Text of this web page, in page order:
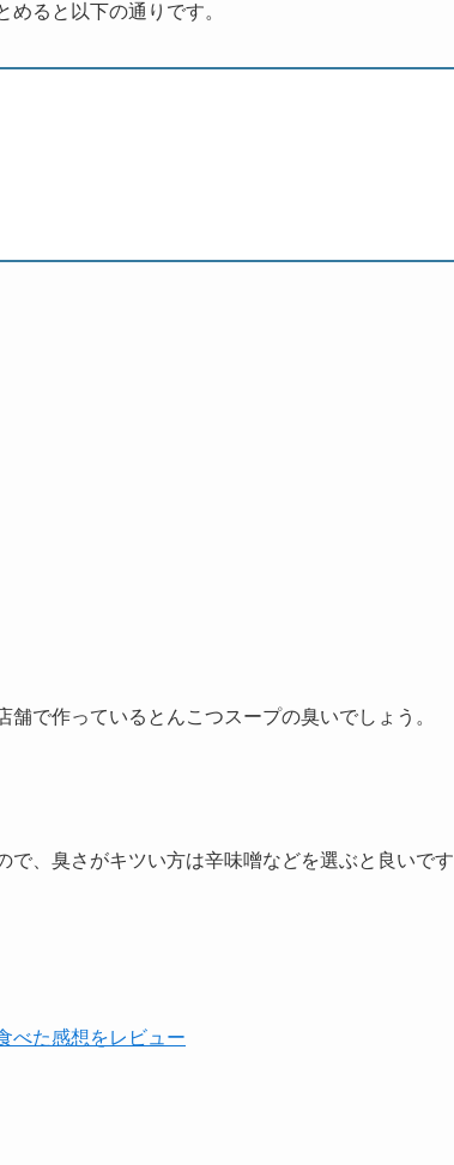
ると以下の通りです。
で作っているとんこつスープの臭いでしょう。
、臭さがキツい方は辛味噌などを選ぶと良いです
べた感想をレビュー